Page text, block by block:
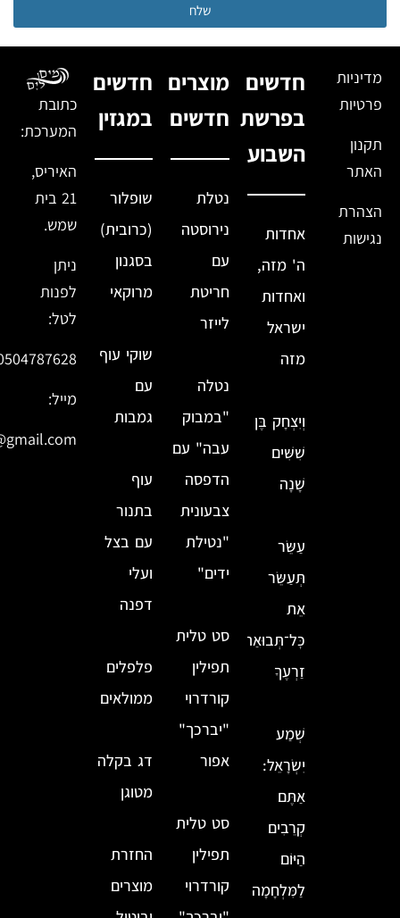
שלח
מדיניות
פרטיות
תקנון
האתר
הצהרת
נגישות
חדשים
בפרשת
השבוע
אחדות
ה' מזה,
ואחדות
ישראל
מזה
וְיִצְחָק בֶּן
שִׁשִּׁים
שָׁנָה
עַשֵּׂר
תְּעַשֵּׂר
אֵת
כׇּל־תְּבוּאַת
זַרְעֶךָ
שְׁמַע
יִשְׂרָאֵל:
אַתֶּם
קְרֵבִים
הַיּוֹם
לַמִּלְחָמָה
מוצרים
חדשים
נטלת
נירוסטה
עם
חריטת
לייזר
נטלה
"במבוק
עבה" עם
הדפסה
צבעונית
"נטילת
ידים"
סט טלית
תפילין
קורדרוי
"יברכך"
אפור
סט טלית
תפילין
קורדרוי
חדשים
במגזין
שופלור
(כרובית)
בסגנון
מרוקאי
שוקי עוף
עם
גמבות
עוף
בתנור
עם בצל
ועלי
דפנה
פלפלים
ממולאים
דג בקלה
מטוגן
החזרת
מוצרים
כתובת
המערכת:
האיריס,
21 בית
שמש.
ניתן
לפנות
לטל:
מייל: